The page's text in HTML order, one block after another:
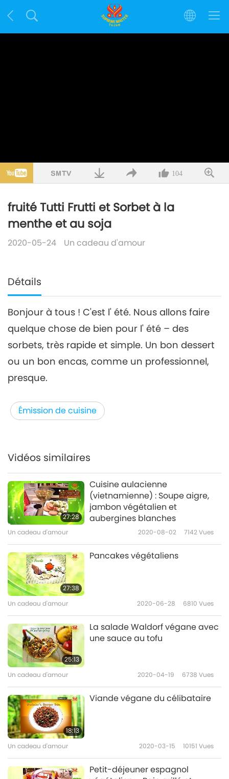
104
fruité Tutti Frutti et Sorbet à la
menthe et au soja
2020-05-24 Un cadeau d'amour
Détails
Bonjour à tous ! C'est l' été. Nous allons faire
quelque chose de bien pour l' été – des
sorbets, très rapide et simple. Un bon dessert
ou un bon encas, comme un professionnel,
presque.
Émission de cuisine
Vidéos similaires
27:28
Cuisine aulacienne
(vietnamienne) : Soupe aigre,
jambon végétalien et
aubergines blanches
Un cadeau d'amour 2020-08-02 7142Vues
27:38
Pancakes végétaliens
Un cadeau d'amour 2020-06-28 6810 Vues
25:13
La salade Waldorf végane avec
une sauce au tofu
Un cadeau d'amour 2020-04-19 6738 Vues
18:13
Viande végane du célibataire
Un cadeau d'amour 2020-03-15 10151 Vues
Petit-déjeuner espagnol